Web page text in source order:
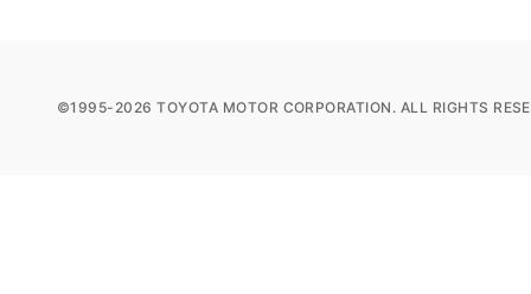
©1995-2026 TOYOTA MOTOR CORPORATION. ALL RIGHTS